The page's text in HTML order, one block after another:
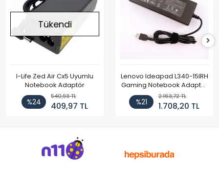
Tükendi
I-Life Zed Air Cx5 Uyumlu
Notebook Adaptör
%24
540,93 TL
409,97 TL
Lenovo Ideapad L340-15IRH
Gaming Notebook Adaptör
Cihazı Şarj Aleti (150W)
%21
2.163,72 TL
1.708,20 TL